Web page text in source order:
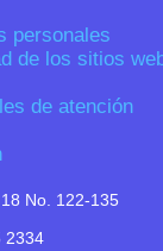
No. 122-135
2334
personales
de los sitios
de atención